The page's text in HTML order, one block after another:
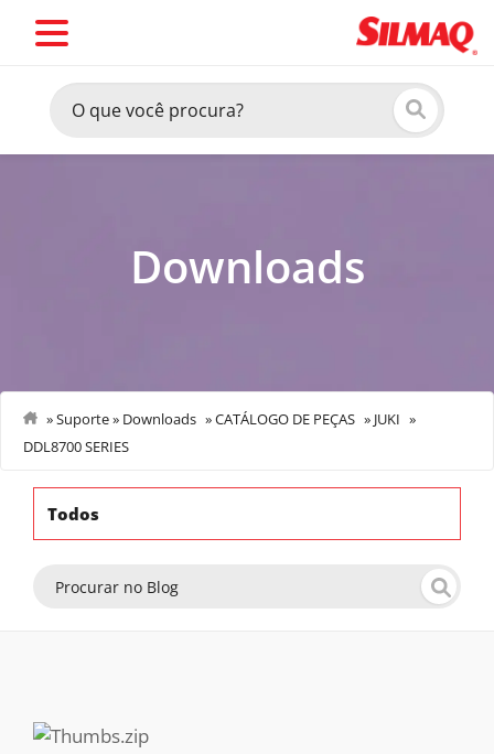
Downloads
»Suporte» Downloads »CATÁLOGO DE PEÇAS » JUKI »
DDL8700 SERIES
Todos